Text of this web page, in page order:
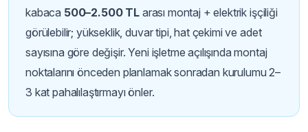
kabaca 500–2.500 TLarası montaj + elektrik işçiliği
görülebilir; yükseklik, duvar tipi, hat çekimi ve adet
sayısına göre değişir. Yeni işletme açılışında montaj
noktalarını önceden planlamak sonradan kurulumu 2–
3 kat pahalılaştırmayı önler.